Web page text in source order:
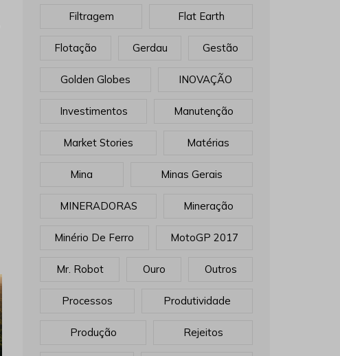
Filtragem Flat Earth
Flotação Gerdau Gestão
Golden Globes INOVAÇÃO
Investimentos Manutenção
Market Stories Matérias
Mina Minas Gerais
MINERADORAS Mineração
Minério De Ferro MotoGP 2017
Mr. Robot Ouro Outros
Processos Produtividade
Produção Rejeitos